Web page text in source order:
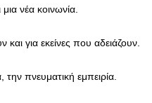
νέα κοινωνία.
για εκείνες που αδειάζουν.
την πνευματική εμπειρία.